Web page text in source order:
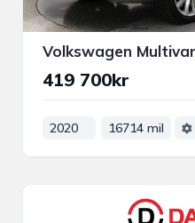
419 700kr
2020 16714 mil